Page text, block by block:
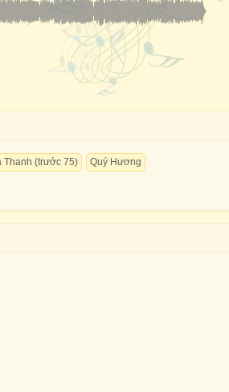
Thanh (trước 75)
Quý Hương